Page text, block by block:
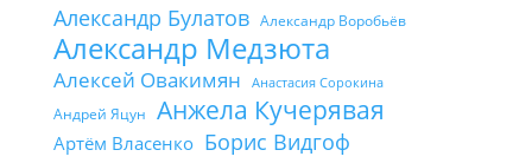
Александр Булатов Александр Воробьёв
Александр Медзюта
Алексей Овакимян Анастасия Сорокина
Андрей Яцун Анжела Кучерявая
Артём Власенко Борис Видгоф